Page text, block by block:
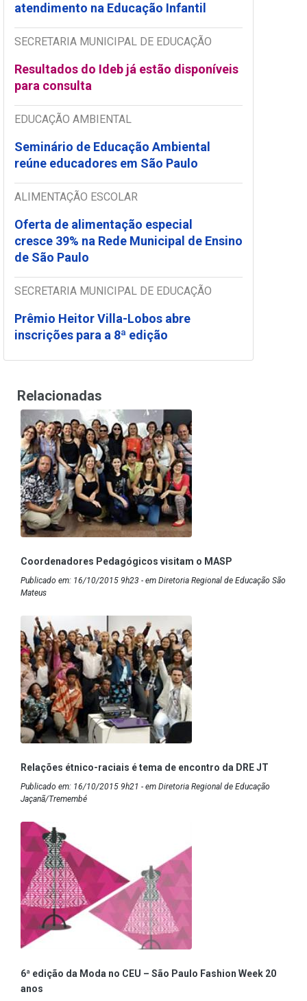
atendimento na Educação Infantil
SECRETARIA MUNICIPAL DE EDUCAÇÃO
Resultados do Ideb já estão disponíveis
para consulta
EDUCAÇÃO AMBIENTAL
Seminário de Educação Ambiental
reúne educadores em São Paulo
ALIMENTAÇÃO ESCOLAR
Oferta de alimentação especial
cresce 39% na Rede Municipal de Ensino
de São Paulo
SECRETARIA MUNICIPAL DE EDUCAÇÃO
Prêmio Heitor Villa-Lobos abre
inscrições para a 8ª edição
Relacionadas
Coordenadores Pedagógicos visitam o MASP
Publicado em: 16/10/2015 9h23 - em Diretoria Regional de Educação São
Mateus
Relações étnico-raciais é tema de encontro da DRE JT
Publicado em: 16/10/2015 9h21 - em Diretoria Regional de Educação
Jaçanã/Tremembé
6ª edição da Moda no CEU – São Paulo Fashion Week 20
anos